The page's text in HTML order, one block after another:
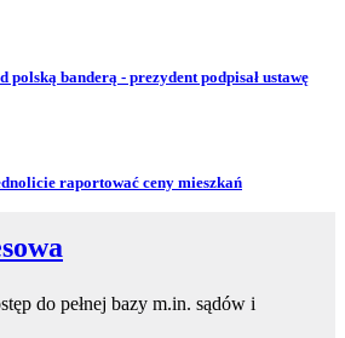
polską banderą - prezydent podpisał ustawę
raportować ceny mieszkań
do pełnej bazy m.in. sądów i